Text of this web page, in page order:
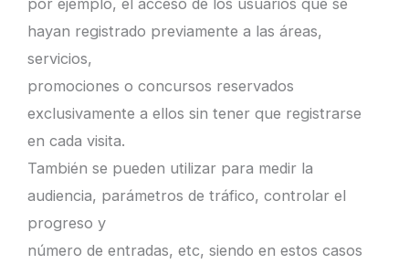
hayan registrado previamente a las áreas,
servicios,
promociones o concursos reservados
exclusivamente a ellos sin tener que registrarse
en cada visita.
También se pueden utilizar para medir la
audiencia, parámetros de tráfico, controlar el
progreso y
número de entradas, etc, siendo en estos casos